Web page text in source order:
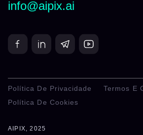
info@aipix.ai
Política De Privacidade
Termos E
Política De Cookies
AIPIX, 2025